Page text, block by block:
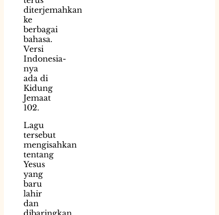
diterjemahkan
ke
berbagai
bahasa.
Versi
Indonesia-
nya
ada di
Kidung
Jemaat
102.
Lagu
tersebut
mengisahkan
tentang
Yesus
yang
baru
lahir
dan
dibaringkan